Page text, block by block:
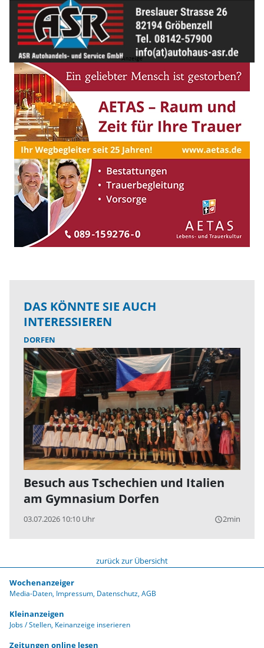
DAS KÖNNTE SIE AUCH
INTERESSIEREN
DORFEN
Besuch aus Tschechien und Italien
am Gymnasium Dorfen
03.07.2026 10:10 Uhr query_builder2min
zurück zur Übersicht
Wochenanzeiger
Media-Daten Impressum Datenschutz AGB
Kleinanzeigen
Jobs / Stellen Keinanzeige inserieren
Zeitungen online lesen